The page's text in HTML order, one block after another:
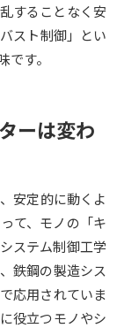
検索
ールを立てよう
検索
することなく安
スト制御」とい
す。
ーは変わ
安定的に動くよ
て、モノの「キ
ステム制御工学
鉄鋼の製造シス
応用されていま
役立つモノやシ